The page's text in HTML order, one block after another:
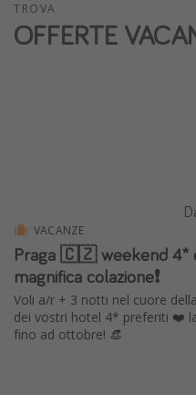
TROVA
OFFERTE
VACANZE
Praga 🇨🇿 weekend 4*
magnifica colazione❗️
Voli a/r + 3 notti nel cuore
dei vostri hotel 4* preferiti ❤️
fino ad ottobre! 👒